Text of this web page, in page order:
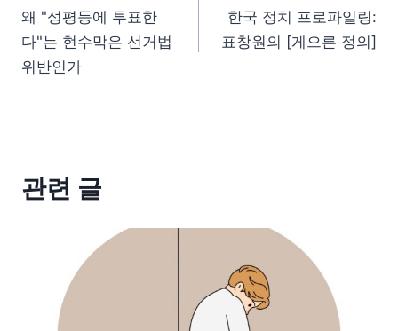
왜 "성평등에 투표한
다"는 현수막은 선거법
위반인가
한국 정치 프로파일링:
표창원의 [게으른 정의]
관련 글